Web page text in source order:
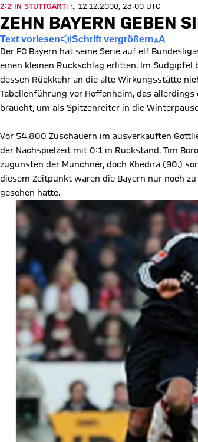
2:2 IN STUTTGARTFr., 12.12.2008, 23:00 UTC
ZEHN BAYERN GEBEN
Text vorlesen Schrift vergrößern
Der FC Bayern hat seine Serie auf elf
einen kleinen Rückschlag erlitten. Im
dessen Rückkehr an die alte Wirkungsstätte
Tabellenführung vor Hoffenheim, das
braucht, um als Spitzenreiter in die
Vor 54.800 Zuschauern im ausverkauften
der Nachspielzeit mit 0:1 in Rückstand. Tim
zugunsten der Münchner, doch Khedira (90.)
diesem Zeitpunkt waren die Bayern nur noch
gesehen hatte.